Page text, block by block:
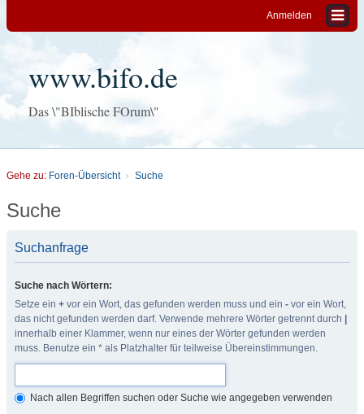
Anmelden
www.bifo.de
Das \"BIblische FOrum\"
Gehe zu: Foren-Übersicht Suche
Suche
Suchanfrage
Suche nach Wörtern:
Setze ein + vor ein Wort, das gefunden werden muss und ein - vor ein Wort,
das nicht gefunden werden darf. Verwende mehrere Wörter getrennt durch
innerhalb einer Klammer, wenn nur eines der Wörter gefunden werden
muss. Benutze ein * als Platzhalter für teilweise Übereinstimmungen.
Nach allen Begriffen suchen oder Suche wie angegeben verwenden